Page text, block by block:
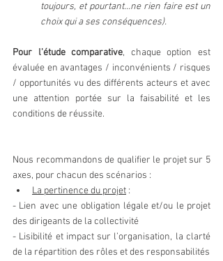
toujours, et pourtant...ne rien faire est un
choix qui a ses conséquences).
Pour l'étude comparative, chaque option est
évaluée en avantages / inconvénients / risques
/ opportunités vu des différents acteurs et avec
une attention portée sur la faisabilité et les
conditions de réussite.
Nous recommandons de qualifier le projet sur 5
axes, pour chacun des scénarios :
La pertinence du projet :
- Lien avec une obligation légale et/ou le projet
des dirigeants de la collectivité
- Lisibilité et impact sur l’organisation, la clarté
de la répartition des rôles et des responsabilités